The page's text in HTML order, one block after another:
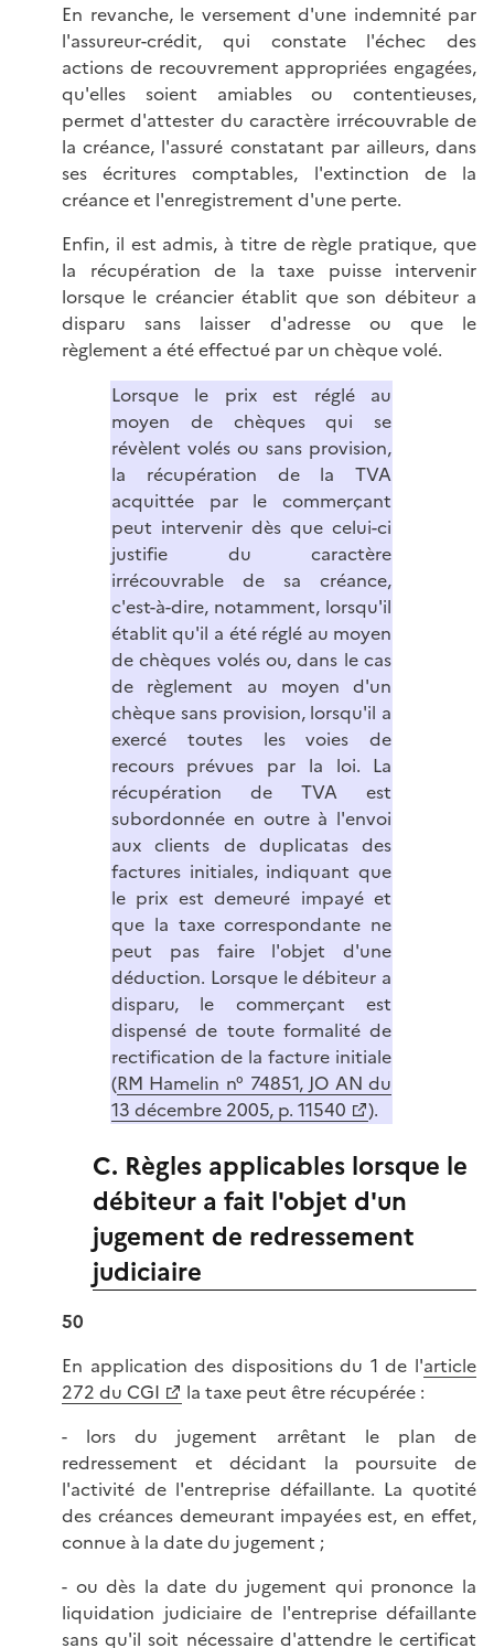
En revanche, le versement d'une indemnité par
l'assureur-crédit, qui constate l'échec des
actions de recouvrement appropriées engagées,
qu'elles soient amiables ou contentieuses,
permet d'attester du caractère irrécouvrable de
la créance, l'assuré constatant par ailleurs, dans
ses écritures comptables, l'extinction de la
créance et l'enregistrement d'une perte.
Enfin, il est admis, à titre de règle pratique, que
la récupération de la taxe puisse intervenir
lorsque le créancier établit que son débiteur a
disparu sans laisser d'adresse ou que le
règlement a été effectué par un chèque volé.
Lorsque le prix est réglé au
moyen de chèques qui se
révèlent volés ou sans provision,
la récupération de la TVA
acquittée par le commerçant
peut intervenir dès que celui-ci
justifie du caractère
irrécouvrable de sa créance,
c'est-à-dire, notamment, lorsqu'il
établit qu'il a été réglé au moyen
de chèques volés ou, dans le cas
de règlement au moyen d'un
chèque sans provision, lorsqu'il a
exercé toutes les voies de
recours prévues par la loi. La
récupération de TVA est
subordonnée en outre à l'envoi
aux clients de duplicatas des
factures initiales, indiquant que
le prix est demeuré impayé et
que la taxe correspondante ne
peut pas faire l'objet d'une
déduction. Lorsque le débiteur a
disparu, le commerçant est
dispensé de toute formalité de
rectification de la facture initiale
(RM Hamelin n° 74851, JO AN du
13 décembre 2005, p. 11540
).
C. Règles applicables lorsque le
débiteur a fait l'objet d'un
jugement de redressement
judiciaire
50
En application des dispositions du 1 de l'article
272 du CGI
la taxe peut être récupérée :
- lors du jugement arrêtant le plan de
redressement et décidant la poursuite de
l'activité de l'entreprise défaillante. La quotité
des créances demeurant impayées est, en effet,
connue à la date du jugement ;
- ou dès la date du jugement qui prononce la
liquidation judiciaire de l'entreprise défaillante
sans qu'il soit nécessaire d'attendre le certificat